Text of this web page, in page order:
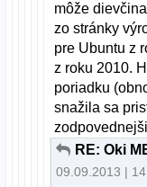
môže
zo stránky
pre Ubuntu z
z roku 2010.
poriadku
snažila sa
RE: Oki
09.09.2013 |